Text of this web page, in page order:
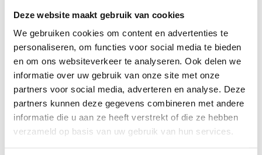
Deze website maakt gebruik van cookies
We gebruiken cookies om content en advertenties te
personaliseren, om functies voor social media te bieden
en om ons websiteverkeer te analyseren. Ook delen we
informatie over uw gebruik van onze site met onze
partners voor social media, adverteren en analyse. Deze
partners kunnen deze gegevens combineren met andere
informatie die u aan ze heeft verstrekt of die ze hebben
verzameld op basis van uw gebruik van hun services.
Volg uw pakket met Track & Trace
✓Assortiment direct uit voorraad leverbaar
✓Ophalen is mogelijk in Uitgeest
+31 (0) 85-8773179
Omschrijving
Reviews